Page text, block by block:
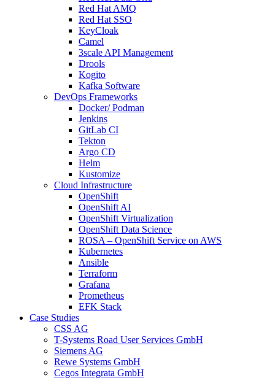
Red Hat AMQ
Red Hat SSO
KeyCloak
Camel
3scale API Management
Drools
Kogito
Kafka Software
DevOps Frameworks
Docker/ Podman
Jenkins
GitLab CI
Tekton
Argo CD
Helm
Kustomize
Cloud Infrastructure
OpenShift
OpenShift AI
OpenShift Virtualization
OpenShift Data Science
ROSA – OpenShift Service on AWS
Kubernetes
Ansible
Terraform
Grafana
Prometheus
EFK Stack
Case Studies
CSS AG
T-Systems Road User Services GmbH
Siemens AG
Rewe Systems GmbH
Cegos Integrata GmbH